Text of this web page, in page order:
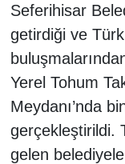
Seferihisar
getirdiği ve
Yerel Tohum
Meydanı’nda
gerçekleştirildi.
gelen